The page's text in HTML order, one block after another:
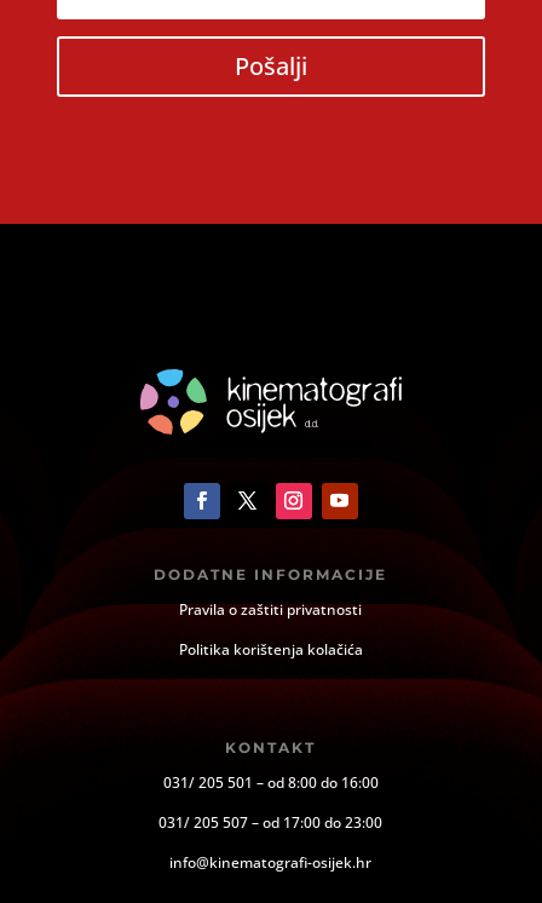
Pošalji
DODATNE INFORMACIJE
Pravila o zaštiti privatnosti
Politika korištenja kolačića
KONTAKT
031/ 205 501 – od 8:00 do 16:00
031/ 205 507 – od 17:00 do 23:00
info@kinematografi-osijek.hr